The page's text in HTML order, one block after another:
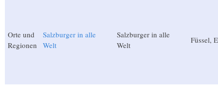
Orte und
Regionen
Salzburger in alle
Welt
Salzburger in alle
Welt
Füssel,